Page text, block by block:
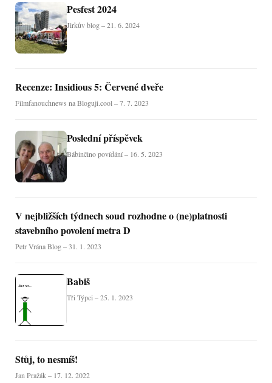
Pesfest 2024
Jirkův blog – 21. 6. 2024
Recenze: Insidious 5: Červené dveře
Filmfanouchnews na Bloguji.cool – 7. 7. 2023
Poslední příspěvek
Bábinčino povídání – 16. 5. 2023
V nejbližších týdnech soud rozhodne o (ne)platnosti
stavebního povolení metra D
Petr Vrána Blog – 31. 1. 2023
Babiš
Tři Týpci – 25. 1. 2023
Stůj, to nesmíš!
Jan Pražák – 17. 12. 2022